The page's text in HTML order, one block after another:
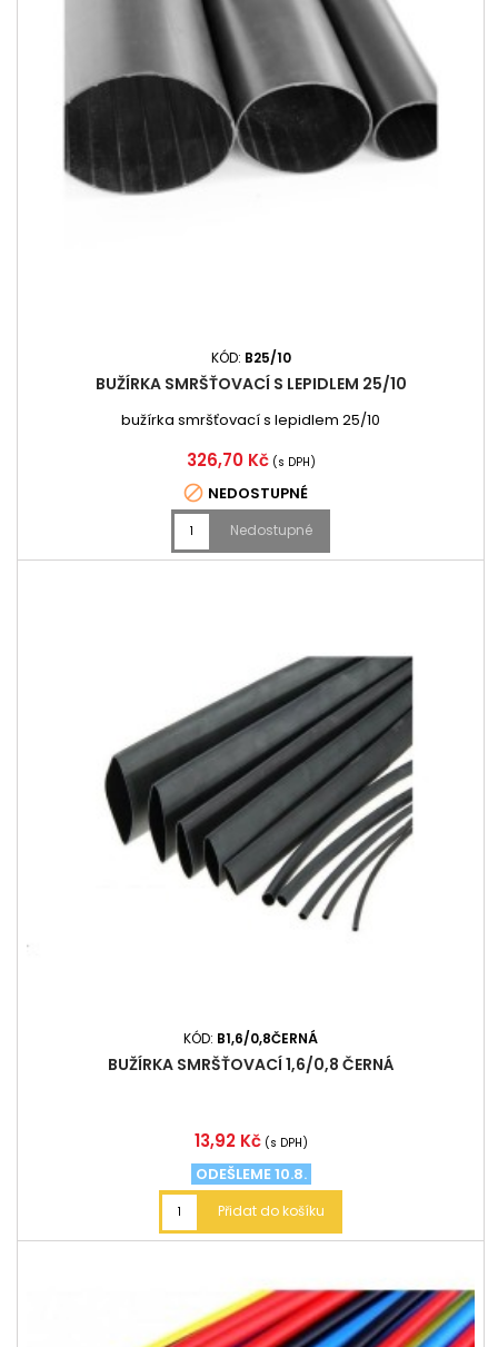
KÓD: B25/10
BUŽÍRKA SMRŠŤOVACÍ S LEPIDLEM 25/10
bužírka smršťovací s lepidlem 25/10
Cena
326,70 Kč (s DPH)
 NEDOSTUPNÉ
Nedostupné
KÓD: B1,6/0,8ČERNÁ
BUŽÍRKA SMRŠŤOVACÍ 1,6/0,8 ČERNÁ
Cena
13,92 Kč (s DPH)
ODEŠLEME 10.8.
Přidat do košíku